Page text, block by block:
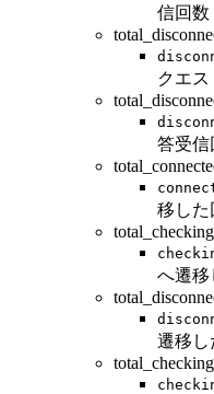
信回数
クエ
答受信
移した
へ遷移
遷移し